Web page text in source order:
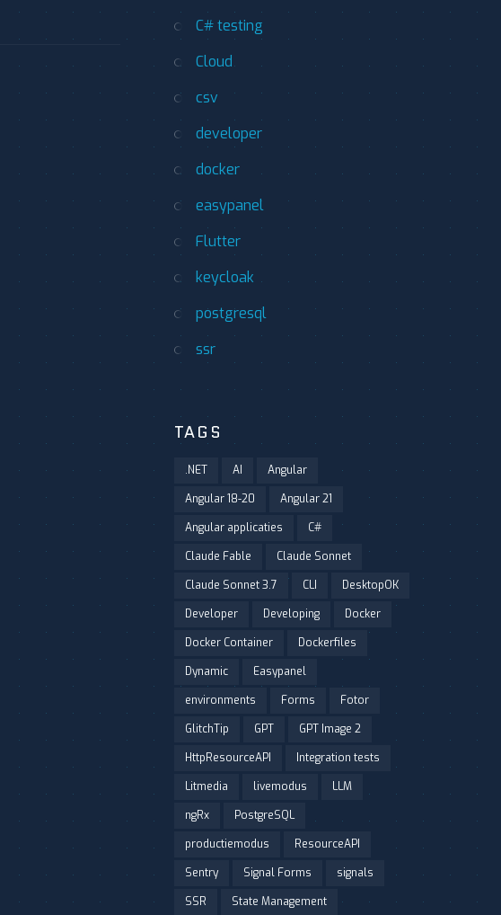
C# testing
Cloud
csv
developer
docker
easypanel
Flutter
keycloak
postgresql
ssr
TAGS
.NET AI
Angular
Angular 18-20
Angular 21
Angular applicaties
C#
Claude Fable
Claude Sonnet
Claude Sonnet 3.7
CLI
DesktopOK
Developer
Developing
Docker
Docker Container
Dockerfiles
Dynamic
Easypanel
environments
Forms
Fotor
GlitchTip
GPT
GPT Image 2
HttpResourceAPI
Integration tests
Litmedia
livemodus
LLM
ngRx
PostgreSQL
productiemodus
ResourceAPI
Sentry
Signal Forms
signals
SSR
State Management